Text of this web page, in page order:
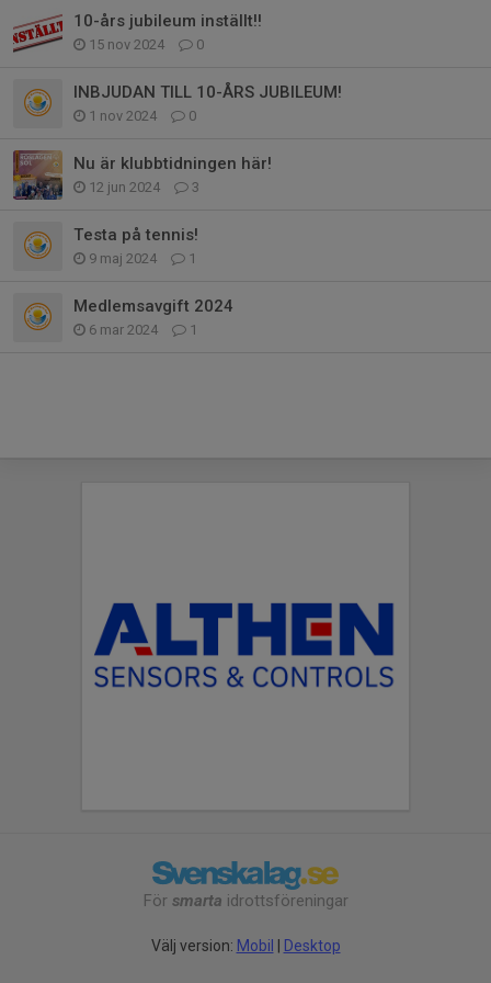
10-års jubileum inställt!!
15 nov 2024 0
INBJUDAN TILL 10-ÅRS JUBILEUM!
1 nov 2024 0
Nu är klubbtidningen här!
12 jun 2024 3
Testa på tennis!
9 maj 2024 1
Medlemsavgift 2024
6 mar 2024 1
För smarta idrottsföreningar
Välj version: Mobil | Desktop